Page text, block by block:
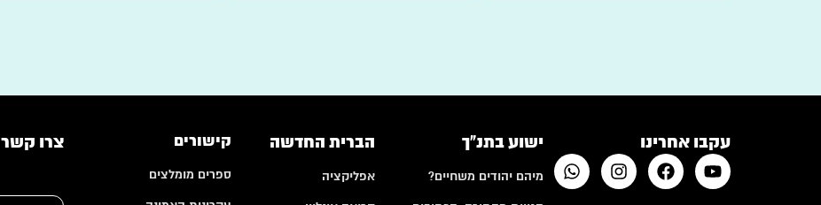
עקבו אחרינו ישוע בתנ"ך
מיהם יהודים משחיים?
הברית החדשה
אפליקציה
קישורים
ספרים מומלצים
צרו קשר
ש